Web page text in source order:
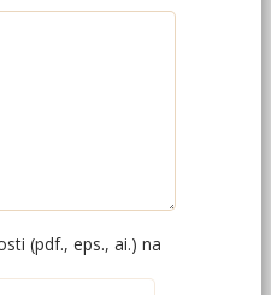
(pdf., eps., ai.) na